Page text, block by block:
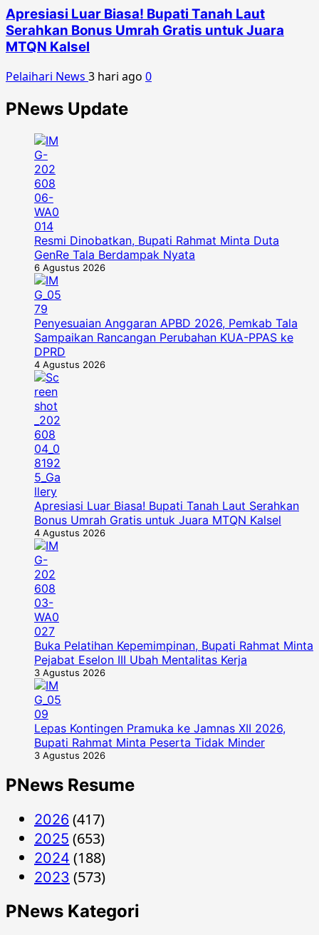
Apresiasi Luar Biasa! Bupati Tanah Laut
Serahkan Bonus Umrah Gratis untuk Juara
MTQN Kalsel
Pelaihari News 3 hari ago 0
PNews Update
Resmi Dinobatkan, Bupati Rahmat Minta Duta
GenRe Tala Berdampak Nyata
6 Agustus 2026
Penyesuaian Anggaran APBD 2026, Pemkab Tala
Sampaikan Rancangan Perubahan KUA-PPAS ke
DPRD
4 Agustus 2026
Apresiasi Luar Biasa! Bupati Tanah Laut Serahkan
Bonus Umrah Gratis untuk Juara MTQN Kalsel
4 Agustus 2026
Buka Pelatihan Kepemimpinan, Bupati Rahmat Minta
Pejabat Eselon III Ubah Mentalitas Kerja
3 Agustus 2026
Lepas Kontingen Pramuka ke Jamnas XII 2026,
Bupati Rahmat Minta Peserta Tidak Minder
3 Agustus 2026
PNews Resume
2026 (417)
2025 (653)
2024 (188)
2023 (573)
PNews Kategori